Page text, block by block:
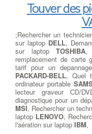
Touver des
;Rechercher un
sur laptop DELL,
sur laptopTOSHIBA,
remplacement de carte
tarif pour un
PACKARD-BELL, Quel
ordinateur portable
lecteur graveur CD/
diagnostique pour un
MSI, Rechercher un
laptop LENOVO,
l'aération sur laptop IBM,